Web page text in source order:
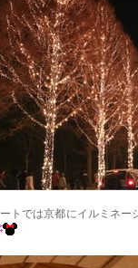
トでは京都にイルミネ